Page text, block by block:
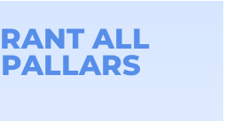
ALL